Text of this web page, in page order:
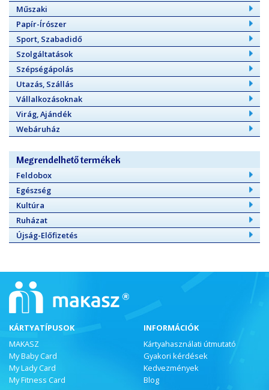
Műszaki
Papír-Írószer
Sport, Szabadidő
Szolgáltatások
Szépségápolás
Utazás, Szállás
Vállalkozásoknak
Virág, Ajándék
Webáruház
Megrendelhető termékek
Feldobox
Egészség
Kultúra
Ruházat
Újság-Előfizetés
KÁRTYATÍPUSOK
MAKASZ
My Baby Card
My Lady Card
My Fitness Card
INFORMÁCIÓK
Kártyahasználati útmutató
Gyakori kérdések
Kedvezmények
Blog